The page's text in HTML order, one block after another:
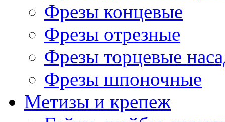
Фрезы концевые
Фрезы отрезные
Фрезы торцевые
Фрезы шпоночные
Метизы и крепеж